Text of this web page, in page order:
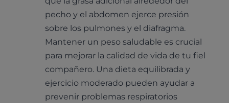
pecho y el abdomen ejerce presión
sobre los pulmones y el diafragma.
Mantener un peso saludable es crucial
para mejorar la calidad de vida de tu fiel
compañero. Una dieta equilibrada y
ejercicio moderado pueden ayudar a
prevenir problemas respiratorios